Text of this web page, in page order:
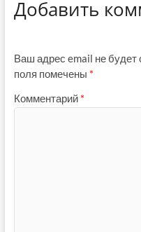
Добавить
Ваш адрес email не будет
поля помечены *
Комментарий *